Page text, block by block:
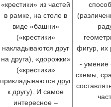
«крестики» из частей
в рамке, на столе в
виде «башни»
(«крестики»
накладываются друг
на друга), «дорожки»
(«крестики»
прикладываются друг
к другу). И самое
интересное –
фигур, их
- умение
схемы,